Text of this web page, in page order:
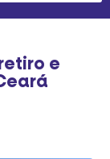
e